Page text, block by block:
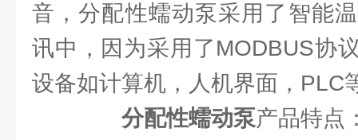
音，分配性蠕动泵采用了智能
讯中，因为采用了MODBUS协
设备如计算机，人机界面，PLC
分配性蠕动泵产品特点